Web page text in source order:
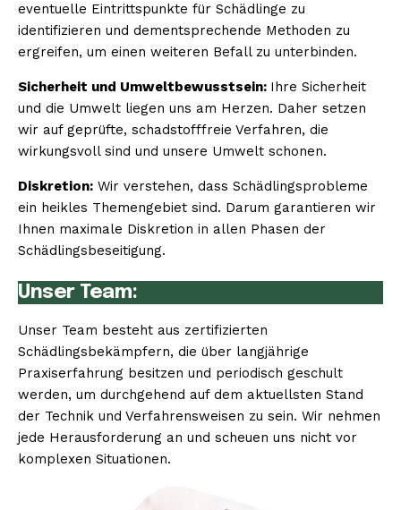
eventuelle Eintrittspunkte für Schädlinge zu
identifizieren und dementsprechende Methoden zu
ergreifen, um einen weiteren Befall zu unterbinden.
Sicherheit und Umweltbewusstsein: Ihre Sicherheit
und die Umwelt liegen uns am Herzen. Daher setzen
wir auf geprüfte, schadstofffreie Verfahren, die
wirkungsvoll sind und unsere Umwelt schonen.
Diskretion: Wir verstehen, dass Schädlingsprobleme
ein heikles Themengebiet sind. Darum garantieren wir
Ihnen maximale Diskretion in allen Phasen der
Schädlingsbeseitigung.
Unser Team:
Unser Team besteht aus zertifizierten
Schädlingsbekämpfern, die über langjährige
Praxiserfahrung besitzen und periodisch geschult
werden, um durchgehend auf dem aktuellsten Stand
der Technik und Verfahrensweisen zu sein. Wir nehmen
jede Herausforderung an und scheuen uns nicht vor
komplexen Situationen.